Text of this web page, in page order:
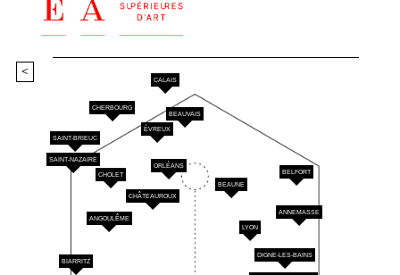
<
ANGOULÊME
ANNEMASSE
BEAUNE
BEAUVAIS
BELFORT
BIARRITZ
CALAIS
CHÂTEAUROUX
CHERBOURG
CHOLET
DIGNE-LES-BAINS
ÉVREUX
LYON
ORLÉANS
SAINT-BRIEUC
SAINT-NAZAIRE